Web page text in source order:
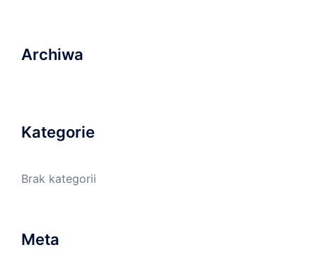
Archiwa
Kategorie
Brak kategorii
Meta